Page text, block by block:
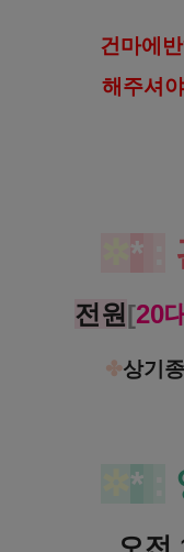
건마에
해 주셔
*
전원 [20
✤상기
*